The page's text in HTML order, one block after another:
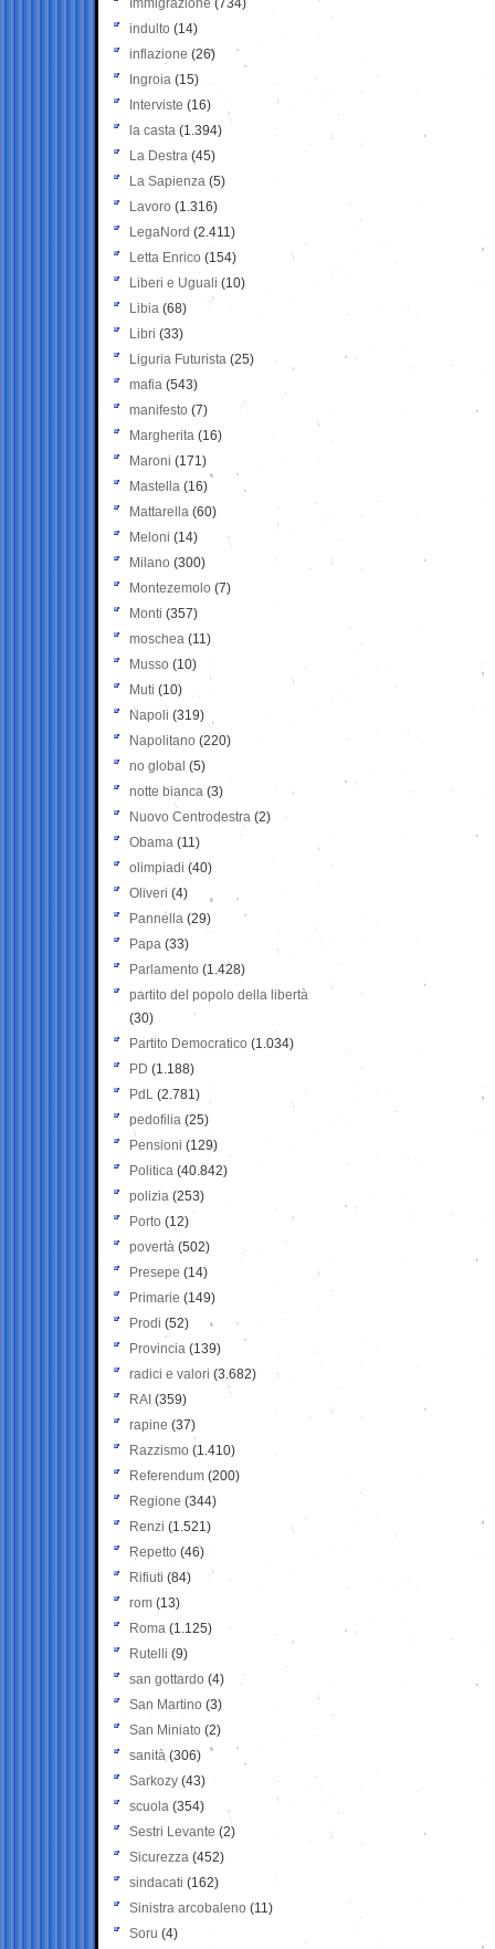
Immigrazione (734)
indulto (14)
inflazione (26)
Ingroia (15)
Interviste (16)
la casta (1.394)
La Destra (45)
La Sapienza (5)
Lavoro (1.316)
LegaNord (2.411)
Letta Enrico (154)
Liberi e Uguali (10)
Libia (68)
Libri (33)
Liguria Futurista (25)
mafia (543)
manifesto (7)
Margherita (16)
Maroni (171)
Mastella (16)
Mattarella (60)
Meloni (14)
Milano (300)
Montezemolo (7)
Monti (357)
moschea (11)
Musso (10)
Muti (10)
Napoli (319)
Napolitano (220)
no global (5)
notte bianca (3)
Nuovo Centrodestra (2)
Obama (11)
olimpiadi (40)
Oliveri (4)
Pannella (29)
Papa (33)
Parlamento (1.428)
partito del popolo della libertà
(30)
Partito Democratico (1.034)
PD (1.188)
PdL (2.781)
pedofilia (25)
Pensioni (129)
Politica (40.842)
polizia (253)
Porto (12)
povertà (502)
Presepe (14)
Primarie (149)
Prodi (52)
Provincia (139)
radici e valori (3.682)
RAI (359)
rapine (37)
Razzismo (1.410)
Referendum (200)
Regione (344)
Renzi (1.521)
Repetto (46)
Rifiuti (84)
rom (13)
Roma (1.125)
Rutelli (9)
san gottardo (4)
San Martino (3)
San Miniato (2)
sanità (306)
Sarkozy (43)
scuola (354)
Sestri Levante (2)
Sicurezza (452)
sindacati (162)
Sinistra arcobaleno (11)
Soru (4)